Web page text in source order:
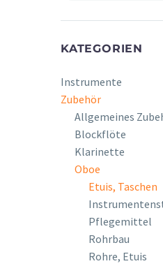
KATEGORIEN
Instrumente
Zubehör
Allgemeines
Blockflöte
Klarinette
Oboe
Etuis, Taschen
Pflegemittel
Rohrbau
Rohre, Etuis